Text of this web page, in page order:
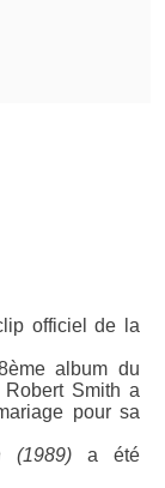
officiel de la
album du
Smith a
pour sa
(1989)a été